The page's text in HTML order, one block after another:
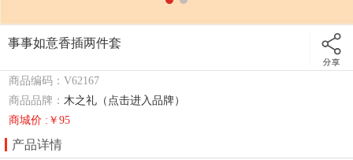
事事如意香插两件套
商品编码：V62167
商品品牌： 木之礼（点击进入品牌）
商城价 :￥95
产品详情